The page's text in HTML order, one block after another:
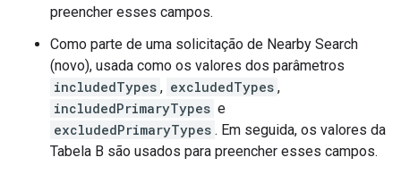
preencher esses campos.
Como parte de uma solicitação de Nearby Search
(novo), usada como os valores dos parâmetros
includedTypes , excludedTypes ,
includedPrimaryTypes e
excludedPrimaryTypes . Em seguida, os valores da
Tabela B são usados para preencher esses campos.